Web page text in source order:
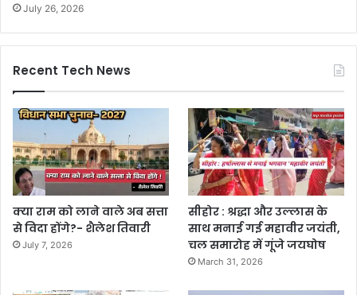
July 26, 2026
Recent Tech News
क्या राम को लाने वाले अब सत्ता
से विदा होंगे?- शैलेश तिवारी
July 7, 2026
सीहोर : श्रद्धा और उल्लास के
साथ मनाई गई महावीर जयंती,
चल समारोह में गूंजे जयघोष
March 31, 2026